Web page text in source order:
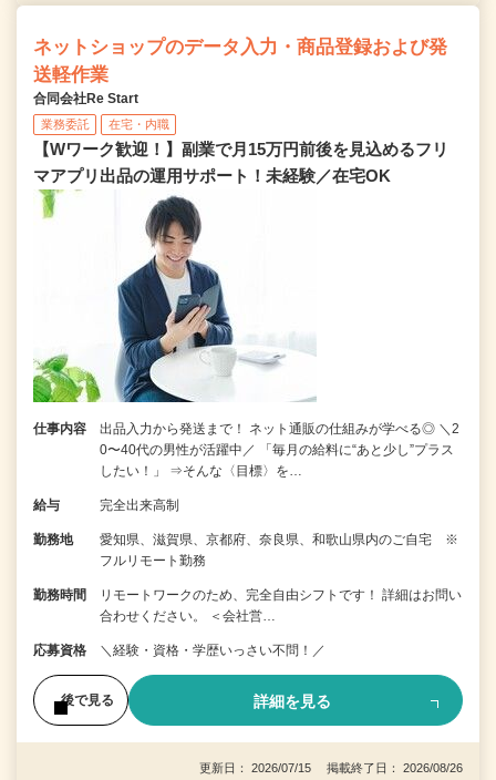
ネットショップのデータ入力・商品登録および発
送軽作業
合同会社Re Start
業務委託 在宅・内職
【Wワーク歓迎！】副業で月15万円前後を見込めるフリ
マアプリ出品の運用サポート！未経験／在宅OK
仕事内容
出品入力から発送まで！ ネット通販の仕組みが学べる◎ ＼2
0〜40代の男性が活躍中／ 「毎月の給料に“あと少し”プラス
したい！」 ⇒そんな〈目標〉を…
給与 完全出来高制
勤務地
愛知県、滋賀県、京都府、奈良県、和歌山県内のご自宅 ※
フルリモート勤務
勤務時間
リモートワークのため、完全自由シフトです！ 詳細はお問い
合わせください。 ＜会社営…
応募資格 ＼経験・資格・学歴いっさい不問！／
後で見る 詳細を見る
更新日： 2026/07/15 掲載終了日： 2026/08/26